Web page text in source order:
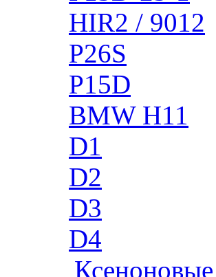
HIR2 / 9012
P26S
P15D
BMW H11
D1
D2
D3
D4